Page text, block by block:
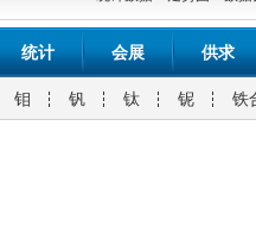
统计 会展 供求
钼 钒 钛 铌 铁